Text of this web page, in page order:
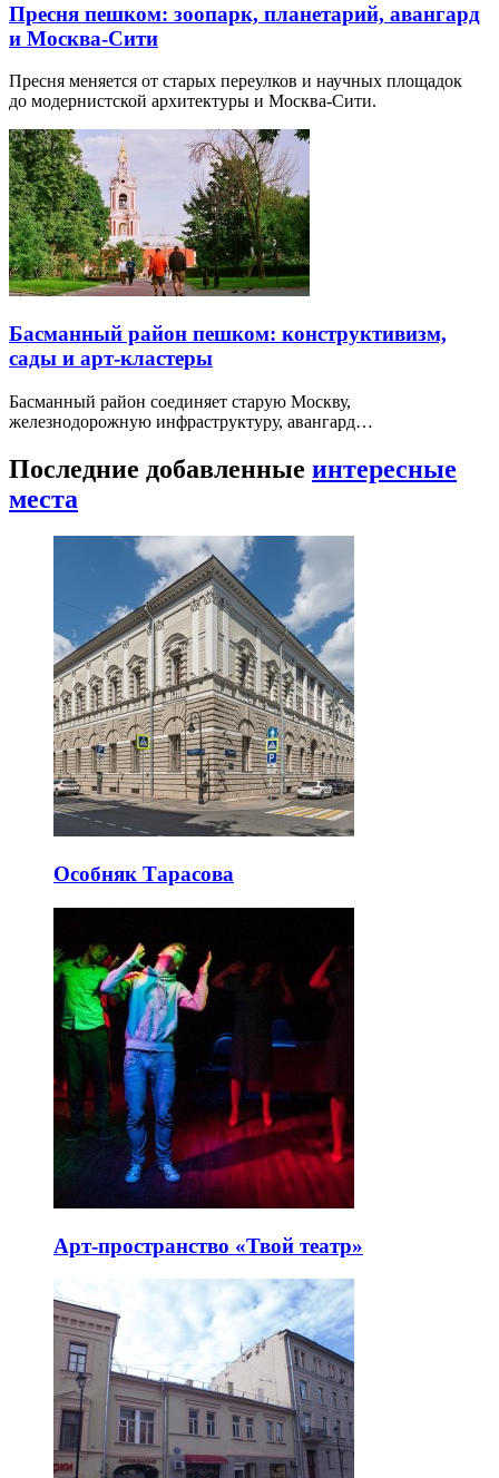
Пресня пешком: зоопарк, планетарий, авангард
и Москва-Сити
Пресня меняется от старых переулков и научных площадок
до модернистской архитектуры и Москва-Сити.
Басманный район пешком: конструктивизм,
сады и арт-кластеры
Басманный район соединяет старую Москву,
железнодорожную инфраструктуру, авангард…
Последние добавленные интересные
места
Особняк Тарасова
Арт-пространство «Твой театр»